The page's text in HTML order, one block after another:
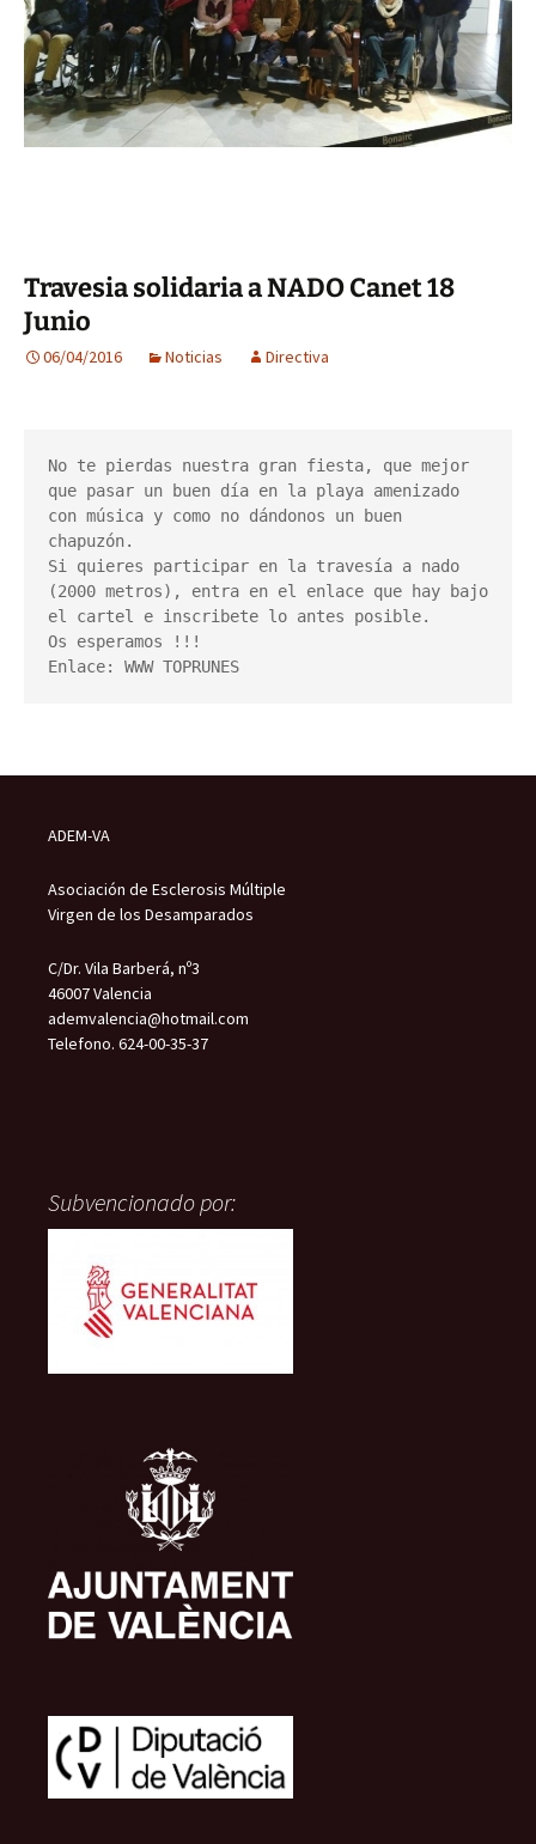
Travesia solidaria a NADO Canet 18
Junio
06/04/2016 Noticias Directiva
No te pierdas nuestra gran fiesta, que mejor
que pasar un buen día en la playa amenizado
con música y como no dándonos un buen
chapuzón.
Si quieres participar en la travesía a nado
(2000 metros), entra en el enlace que hay bajo
el cartel e inscribete lo antes posible.
Os esperamos !!!
Enlace: WWW TOPRUNES
ADEM-VA
Asociación de Esclerosis Múltiple
Virgen de los Desamparados
C/Dr. Vila Barberá, nº3
46007 Valencia
ademvalencia@hotmail.com
Telefono. 624-00-35-37
Subvencionado por: